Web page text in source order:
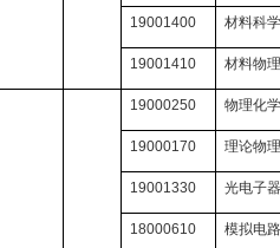
19001400 材料科
19001410 材料物
19000250 物理化学
19000170 理论物理
19001330 光电子
18000610 模拟电路